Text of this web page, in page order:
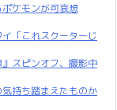
ケモンが可哀想
「これスクーターじ
スピンオフ、撮影中
持ち踏まえたものか